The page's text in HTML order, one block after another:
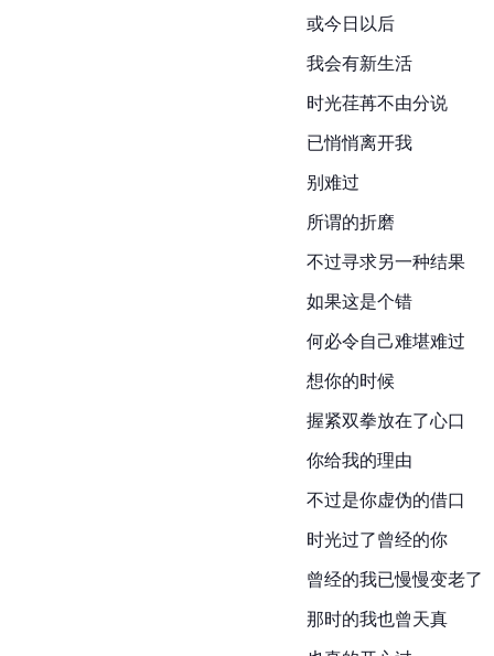
或今日以后
我会有新生活
时光荏苒不由分说
已悄悄离开我
别难过
所谓的折磨
不过寻求另一种结果
如果这是个错
何必令自己难堪难过
想你的时候
握紧双拳放在了心口
你给我的理由
不过是你虚伪的借口
时光过了曾经的你
曾经的我已慢慢变老了
那时的我也曾天真